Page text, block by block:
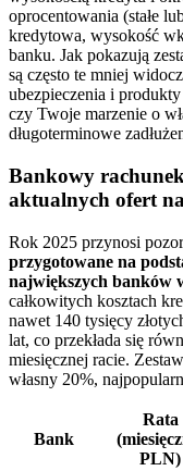
oprocentowania (stałe
kredytowa, wysokość
banku. Jak pokazują
są często te mniej
ubezpieczenia i
czy Twoje marzenie o
długoterminowe
Bankowy
aktualnych ofert
Rok 2025 przynosi
przygotowane na
największych banków
całkowitych kosztach
nawet 140 tysięcy
lat, co przekłada się
miesięcznej racie.
własny 20%,
Bank
Rata
PLN)